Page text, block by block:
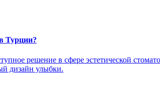
Турции?
решение в сфере эстетической
дизайн улыбки.